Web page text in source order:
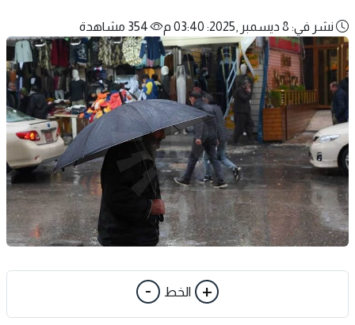
نشر في: 8 ديسمبر ,2025: 03:40 م 354 مشاهدة
+ الخط -